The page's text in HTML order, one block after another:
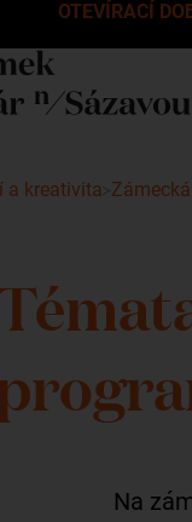
OTEVÍRACÍ
a kreativita
Na